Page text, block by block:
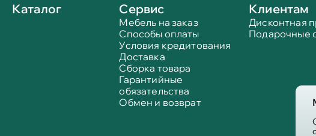
Каталог Сервис
Мебель на заказ
Способы оплаты
Условия кредитования
Доставка
Сборка товара
Гарантийные
обязательства
Обмен и возврат
Клиентам
Дисконтная
Подарочные